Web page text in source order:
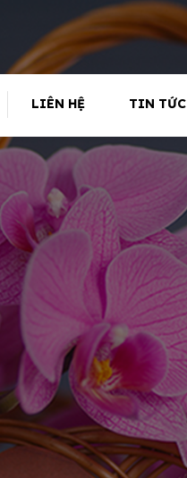
LIÊN HỆ TIN TỨC